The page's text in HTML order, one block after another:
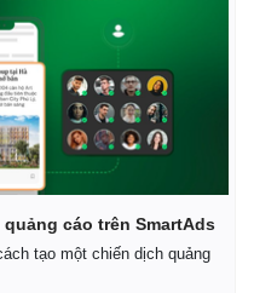
cáo trên SmartAds
tạo một chiến dịch quảng